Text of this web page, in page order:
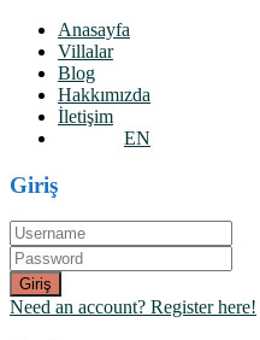
Anasayfa
Villalar
Blog
Hakkımızda
İletişim
EN
Giriş
Giriş
Need an account? Register here!